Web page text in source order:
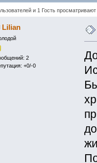
и 1 Гость просматривают
Lilian
2
+0/-0